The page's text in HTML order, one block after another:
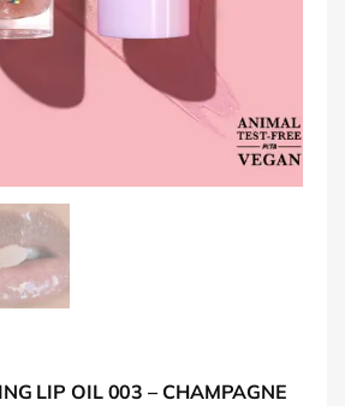
LIP OIL 003 – CHAMPAGNE